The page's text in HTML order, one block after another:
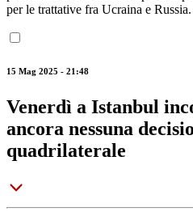
per le trattative fra Ucraina e Russia.
15 Mag 2025 - 21:48
Venerdì a Istanbul
ancora nessuna
quadrilaterale